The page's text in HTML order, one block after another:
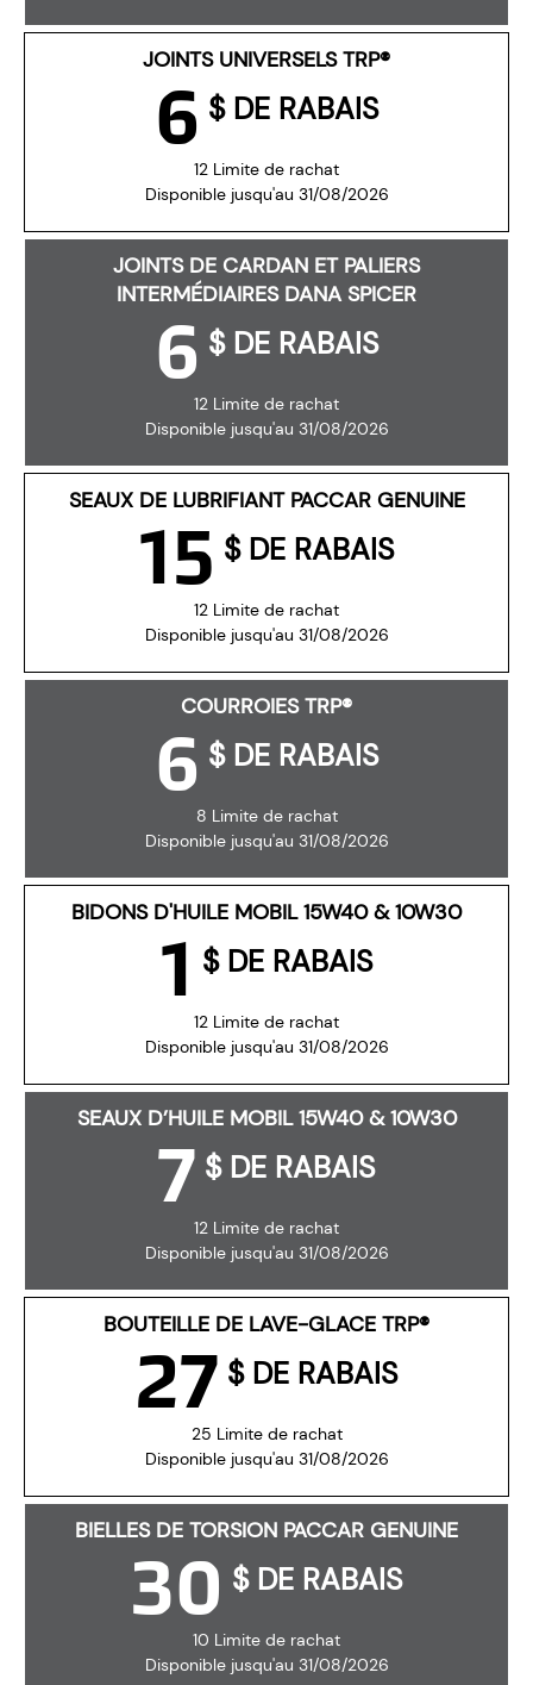
JOINTS UNIVERSELS TRP®
12 Limite de rachat
Disponible jusqu'au 31/08/2026
6 $ DE RABAIS
JOINTS DE CARDAN ET PALIERS
INTERMÉDIAIRES DANA SPICER
12 Limite de rachat
Disponible jusqu'au 31/08/2026
6 $ DE RABAIS
SEAUX DE LUBRIFIANT PACCAR GENUINE
12 Limite de rachat
Disponible jusqu'au 31/08/2026
15 $ DE RABAIS
COURROIES TRP®
8 Limite de rachat
Disponible jusqu'au 31/08/2026
6 $ DE RABAIS
BIDONS D'HUILE MOBIL 15W40 & 10W30
12 Limite de rachat
Disponible jusqu'au 31/08/2026
1 $ DE RABAIS
SEAUX D’HUILE MOBIL 15W40 & 10W30
12 Limite de rachat
Disponible jusqu'au 31/08/2026
7 $ DE RABAIS
BOUTEILLE DE LAVE-GLACE TRP®
25 Limite de rachat
Disponible jusqu'au 31/08/2026
27 $ DE RABAIS
BIELLES DE TORSION PACCAR GENUINE
10 Limite de rachat
Disponible jusqu'au 31/08/2026
30 $ DE RABAIS